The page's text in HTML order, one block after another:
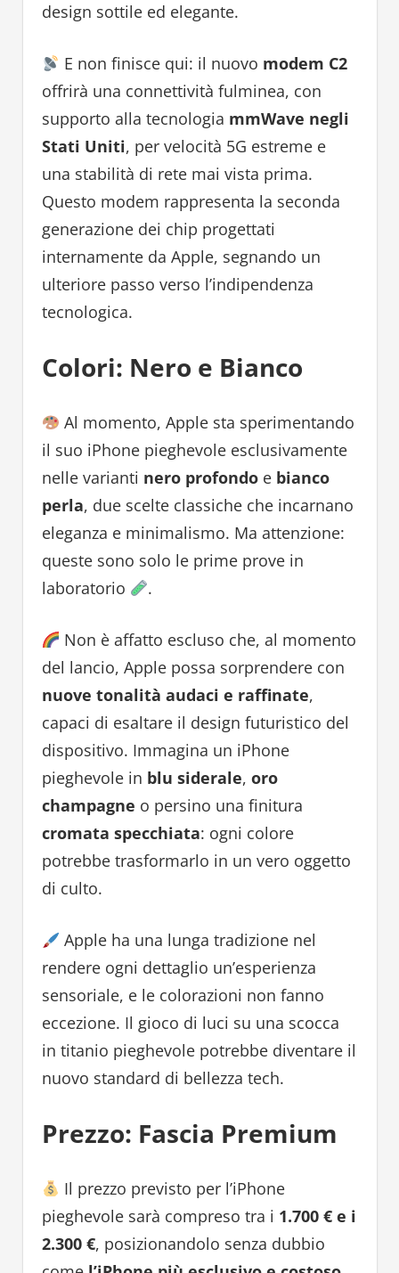
design sottile ed elegante.
E non finisce qui: il nuovo modem C2
offrirà una connettività fulminea, con
supporto alla tecnologia mmWave negli
Stati Uniti, per velocità 5G estreme e
una stabilità di rete mai vista prima.
Questo modem rappresenta la seconda
generazione dei chip progettati
internamente da Apple, segnando un
ulteriore passo verso l’indipendenza
tecnologica.
Colori: Nero e Bianco
Al momento, Apple sta sperimentando
il suo iPhone pieghevole esclusivamente
nelle varianti nero profondoe bianco
perla, due scelte classiche che incarnano
eleganza e minimalismo. Ma attenzione:
queste sono solo le prime prove in
laboratorio
.
Non è affatto escluso che, al momento
del lancio, Apple possa sorprendere con
nuove tonalità audaci e raffinate,
capaci di esaltare il design futuristico del
dispositivo. Immagina un iPhone
pieghevole in blu siderale, oro
champagne o persino una finitura
cromata specchiata: ogni colore
potrebbe trasformarlo in un vero oggetto
di culto.
Apple ha una lunga tradizione nel
rendere ogni dettaglio un’esperienza
sensoriale, e le colorazioni non fanno
eccezione. Il gioco di luci su una scocca
in titanio pieghevole potrebbe diventare il
nuovo standard di bellezza tech.
Prezzo: Fascia Premium
Il prezzo previsto per l’iPhone
pieghevole sarà compreso tra i 1.700 € e i
2.300 €, posizionandolo senza dubbio